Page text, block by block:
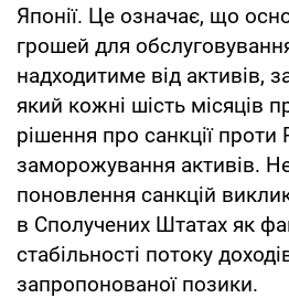
Японії. Це означає, що
грошей для
надходитиме від активів,
який кожні шість місяців
рішення про санкції
заморожування активів.
поновлення санкцій
в Сполучених Штатах як
стабільності потоку
запропонованої позики.